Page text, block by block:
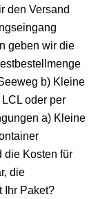
den Versand
geben wir die
b) Kleine
oder per
a) Kleine
die Kosten für
die
Ihr Paket?